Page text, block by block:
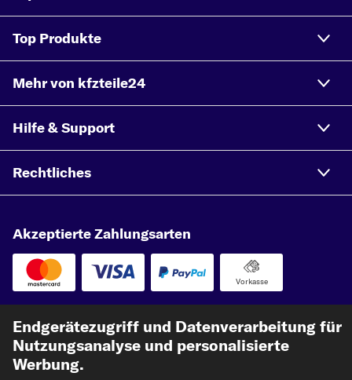
Top Produkte
Mehr von kfzteile24
Hilfe & Support
Rechtliches
Akzeptierte Zahlungsarten
Vorkasse
Unsere Versandpartner
Endgerätezugriff und Datenverarbeitung für
Nutzungsanalyse und personalisierte
Werbung.